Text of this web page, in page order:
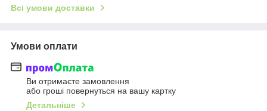
Всі умови доставки
Умови оплати
Ви отримаєте замовлення
або гроші повернуться на вашу картку
Детальніше